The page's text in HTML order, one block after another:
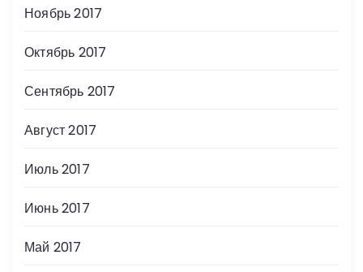
Ноябрь 2017
Октябрь 2017
Сентябрь 2017
Август 2017
Июль 2017
Июнь 2017
Май 2017